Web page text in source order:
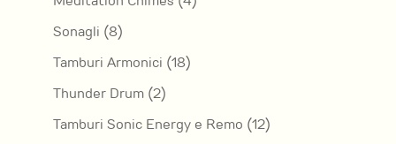
Sonagli 88
prodotti
Tamburi Armonici 1818
Thunder Drum 22
prodotti
Tamburi Sonic Energy e Remo 1212